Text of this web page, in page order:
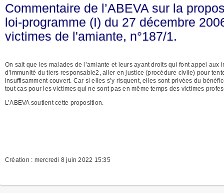
Commentaire de l’ABEVA sur la
loi-programme (I) du 27 décembre
victimes de l'amiante, n°187/1.
On sait que les malades de l’amiante et leurs ayant droits qui font appel
d’immunité du tiers responsable2, aller en justice (procédure civile) pour
insuffisamment couvert. Car si elles s’y risquent, elles sont privées du
tout cas pour les victimes qui ne sont pas en même temps des victimes
L’ABEVA soutient cette proposition.
Création : mercredi 8 juin 2022 15:35